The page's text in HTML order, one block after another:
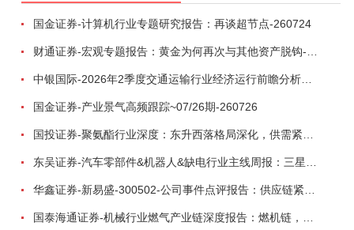
国金证券-计算机行业专题研究报告：再谈超节点-260724
中银国际-2026年2季度交通运输行业经济运行前瞻分析：地缘冲突致航运和航空景气度分化，交通基础设施板块总体呈现稳健特征-260724
国金证券-产业景气高频跟踪~07/26期-260726